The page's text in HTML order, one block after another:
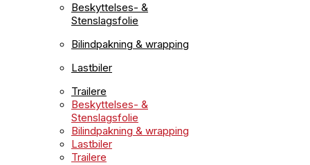
Beskyttelses- &
Stenslagsfolie
Bilindpakning & wrapping
Lastbiler
Trailere
Beskyttelses- &
Stenslagsfolie
Bilindpakning & wrapping
Lastbiler
Trailere